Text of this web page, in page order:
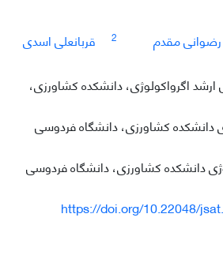
رضوانی مقدم 2 قربانعلی اسدی
اگرواکولوژی، دانشکده کشاورزی،
دانشکده کشاورزی، دانشگاه فردوسی
دانشکده کشاورزی، دانشگاه فردوسی
https://doi.org/10.22048/